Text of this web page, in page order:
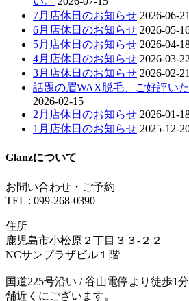
7月店休日のお知らせ 2026-06-21
6月店休日のお知らせ 2026-05-
5月店休日のお知らせ 2026-04-
4月店休日のお知らせ 2026-03-22
3月店休日のお知らせ 2026-02-21
話題の眉WAX脱毛、ご好評い
2026-02-15
2月店休日のお知らせ 2026-01-
1月店休日のお知らせ 2025-12-
Glanzについて
お問い合わせ・ご予約
TEL : 099-268-0390
住所
鹿児島市小松原２丁目３３-２２
NCサンプラザビル１階
国道225号沿い / 谷山電停より徒歩1
舗近くにございます。